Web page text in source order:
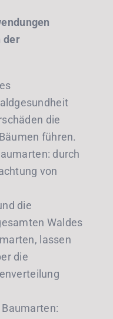
der
die
führen.
durch
von
die
Waldes
lassen
die